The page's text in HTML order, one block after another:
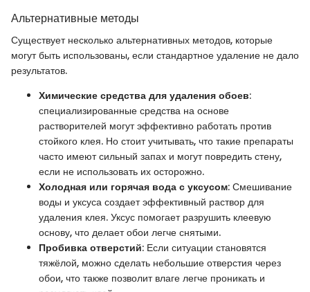
Альтернативные методы
Существует несколько альтернативных методов, которые
могут быть использованы, если стандартное удаление не дало
результатов.
Химические средства для удаления обоев:
специализированные средства на основе
растворителей могут эффективно работать против
стойкого клея. Но стоит учитывать, что такие препараты
часто имеют сильный запах и могут повредить стену,
если не использовать их осторожно.
Холодная или горячая вода с уксусом: Смешивание
воды и уксуса создает эффективный раствор для
удаления клея. Уксус помогает разрушить клеевую
основу, что делает обои легче снятыми.
Пробивка отверстий: Если ситуации становятся
тяжёлой, можно сделать небольшие отверстия через
обои, что также позволит влаге легче проникать и